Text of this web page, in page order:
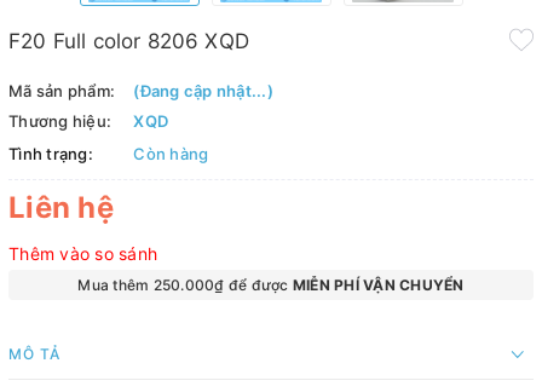
F20 Full color 8206 XQD
Mã sản phẩm:
(Đang cập nhật...)
Thương hiệu:
XQD
Tình trạng:
Còn hàng
Liên hệ
Thêm vào so sánh
Mua thêm 250.000₫ để được MIỄN PHÍ VẬN CHUYỂN
MÔ TẢ